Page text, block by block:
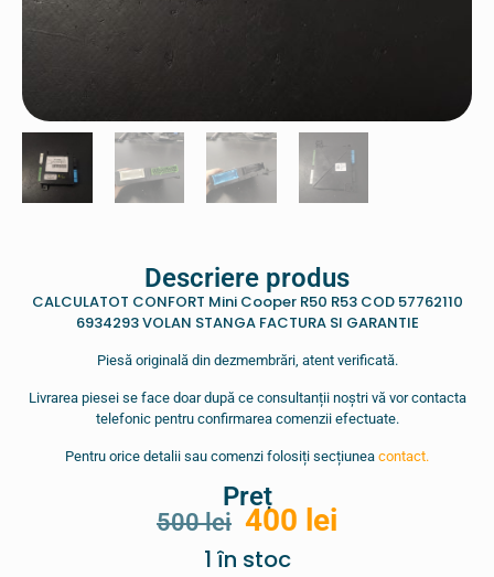
Descriere produs
CALCULATOT CONFORT Mini Cooper R50 R53 COD 57762110
6934293 VOLAN STANGA FACTURA SI GARANTIE
Piesă originală din dezmembrări, atent verificată.
Livrarea piesei se face doar după ce consultanții noștri vă vor contacta
telefonic pentru confirmarea comenzii efectuate.
Pentru orice detalii sau comenzi folosiți secțiunea contact.
Preț
500lei 400 lei
1 în stoc